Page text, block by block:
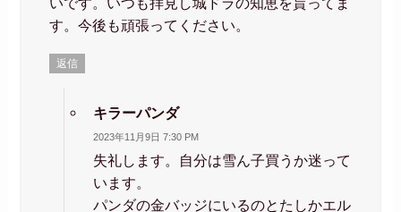
す。今後も頑張ってください。
返信
キラーパンダ
2023年11月9日 7:30 PM
失礼します。自分は雪ん子買うか迷って
います。
パンダの金バッジにいるのとたしかエル